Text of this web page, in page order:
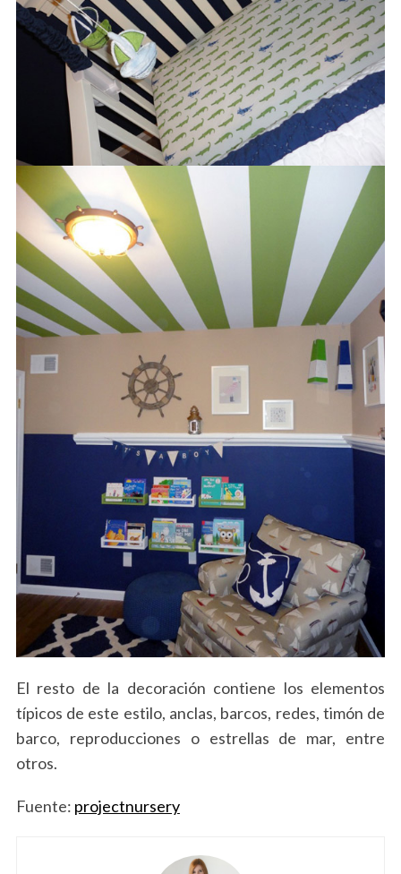
El resto de la decoración contiene los elementos
típicos de este estilo, anclas, barcos, redes, timón de
barco, reproducciones o estrellas de mar, entre
otros.
Fuente: projectnursery
o
r